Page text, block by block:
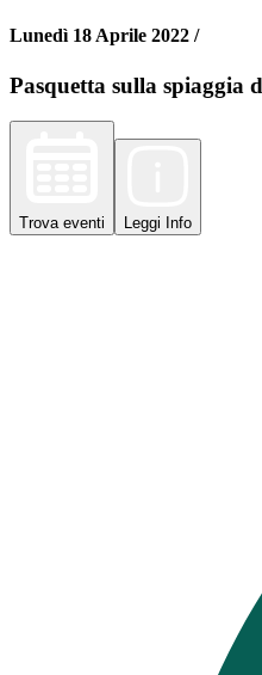
Lunedì 18 Aprile 2022 /
Pasquetta sulla spiaggia
Trova eventi Leggi Info